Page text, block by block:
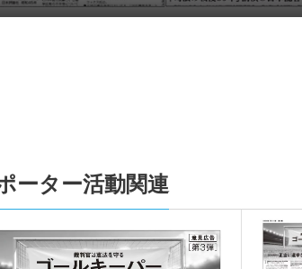
10-11
１人１票裁判（2022参）大法廷判
ちらをクリック。】
【御礼及び意見広告掲載のための
を得て、今年の憲法記念日も意見広告
げます。引き続きご支援をお願いいた
ーター活動関連